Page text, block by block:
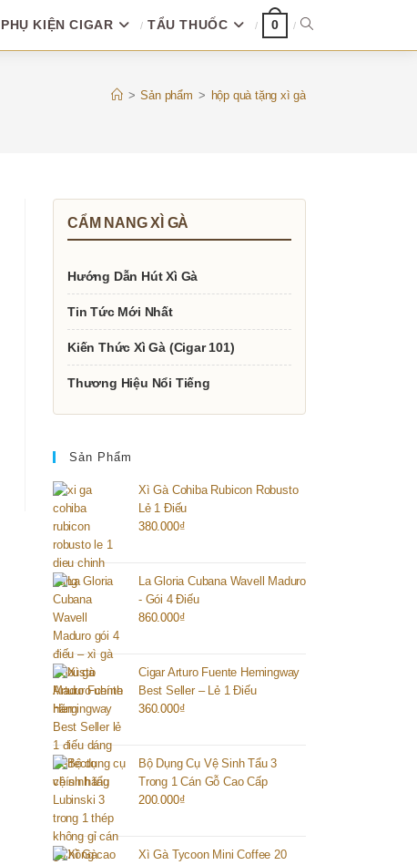
PHỤ KIỆN CIGAR TẨU THUỐC 0 TOGGLE
> Sản phẩm > hộp quà tặng xì gà
CẨM NANG XÌ GÀ
Hướng Dẫn Hút Xì Gà
Tin Tức Mới Nhất
Kiến Thức Xì Gà (Cigar 101)
Thương Hiệu Nổi Tiếng
Sản Phẩm
Xì Gà Cohiba Rubicon Robusto
Lẻ 1 Điếu
380.000₫
La Gloria Cubana Wavell Maduro
- Gói 4 Điếu
860.000₫
Cigar Arturo Fuente Hemingway
Best Seller – Lẻ 1 Điếu
360.000₫
Bộ Dụng Cụ Vệ Sinh Tẩu 3
Trong 1 Cán Gỗ Cao Cấp
200.000₫
Xì Gà Tycoon Mini Coffee 20